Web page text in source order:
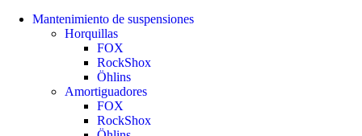
Mantenimiento de suspensiones
Horquillas
FOX
RockShox
Öhlins
Amortiguadores
FOX
RockShox